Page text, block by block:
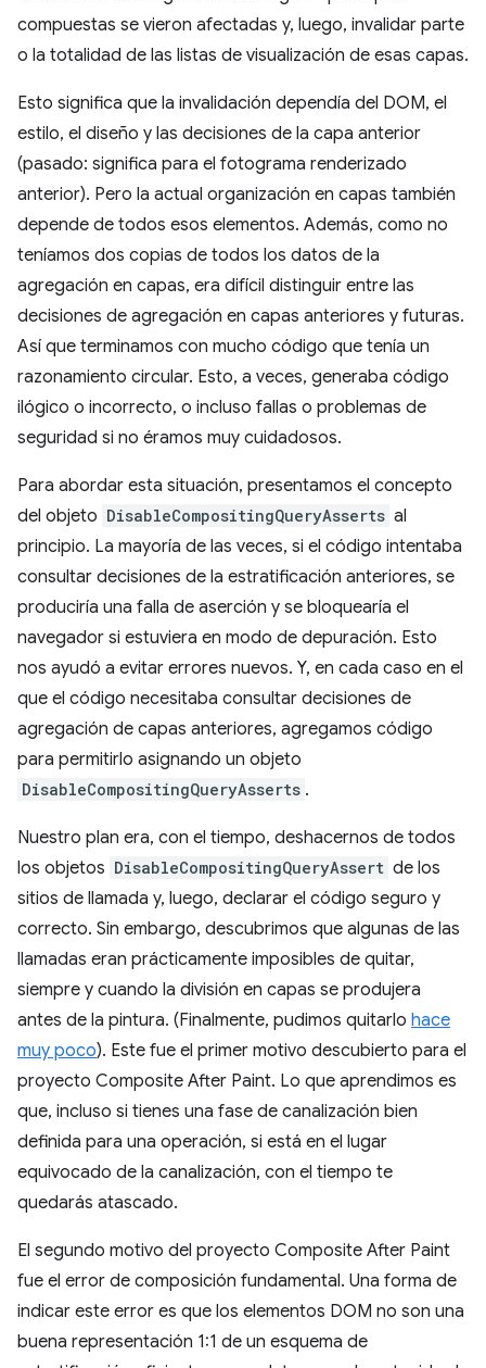
compuestas se vieron afectadas y, luego, invalidar parte
o la totalidad de las listas de visualización de esas capas.
Esto significa que la invalidación dependía del DOM, el
estilo, el diseño y las decisiones de la capa anterior
(pasado: significa para el fotograma renderizado
anterior). Pero la actual organización en capas también
depende de todos esos elementos. Además, como no
teníamos dos copias de todos los datos de la
agregación en capas, era difícil distinguir entre las
decisiones de agregación en capas anteriores y futuras.
Así que terminamos con mucho código que tenía un
razonamiento circular. Esto, a veces, generaba código
ilógico o incorrecto, o incluso fallas o problemas de
seguridad si no éramos muy cuidadosos.
Para abordar esta situación, presentamos el concepto
del objeto DisableCompositingQueryAsserts al
principio. La mayoría de las veces, si el código intentaba
consultar decisiones de la estratificación anteriores, se
produciría una falla de aserción y se bloquearía el
navegador si estuviera en modo de depuración. Esto
nos ayudó a evitar errores nuevos. Y, en cada caso en el
que el código necesitaba consultar decisiones de
agregación de capas anteriores, agregamos código
para permitirlo asignando un objeto
DisableCompositingQueryAsserts .
Nuestro plan era, con el tiempo, deshacernos de todos
los objetos DisableCompositingQueryAssert de los
sitios de llamada y, luego, declarar el código seguro y
correcto. Sin embargo, descubrimos que algunas de las
llamadas eran prácticamente imposibles de quitar,
siempre y cuando la división en capas se produjera
antes de la pintura. (Finalmente, pudimos quitarlo hace
muy poco). Este fue el primer motivo descubierto para el
proyecto Composite After Paint. Lo que aprendimos es
que, incluso si tienes una fase de canalización bien
definida para una operación, si está en el lugar
equivocado de la canalización, con el tiempo te
quedarás atascado.
El segundo motivo del proyecto Composite After Paint
fue el error de composición fundamental. Una forma de
indicar este error es que los elementos DOM no son una
buena representación 1:1 de un esquema de